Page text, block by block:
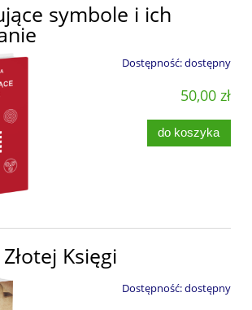
symbole i ich
Dostępność:dostępny
50,00 zł
do koszyka
Księgi
Dostępność:dostępny